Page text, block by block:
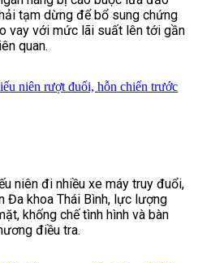
tạm dừng để bổ sung chứng
vay với mức lãi suất lên tới gần
quan.
niên rượt đuổi, hỗn chiến trước
niên đi nhiều xe máy truy đuổi,
Đa khoa Thái Bình, lực lượng
khống chế tình hình và bàn
điều tra.